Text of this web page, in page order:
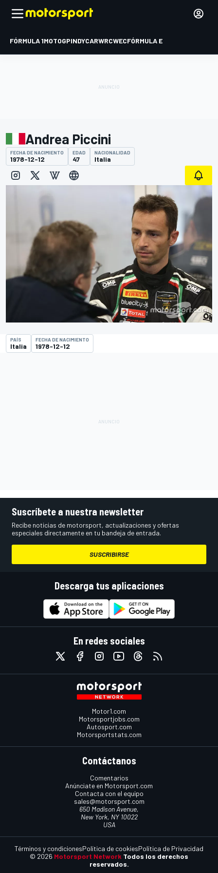
FÓRMULA 1MOTOGPINDYCARWRCWECFÓRMULA E
Andrea Piccini
FECHA DE NACIMIENTO
1978-12-12
EDAD
47
NACIONALIDAD
Italia
PAÍS
Italia
FECHA DE NACIMIENTO
1978-12-12
Suscríbete a nuestra newsletter
Recibe noticias de motorsport, actualizaciones y ofertas
especiales directamente en tu bandeja de entrada.
SUSCRIBIRSE
Descarga tus aplicaciones
En redes sociales
Motor1.com
Motorsportjobs.com
Autosport.com
Motorsportstats.com
Contáctanos
Comentarios
Anúnciate en Motorsport.com
Contacta con el equipo
sales@motorsport.com
650 Madison Avenue,
New York, NY 10022
USA
© 2026 Motorsport Network Todos los derechos
reservados.
Términos y condicionesPolítica de cookiesPolítica de Privacidad